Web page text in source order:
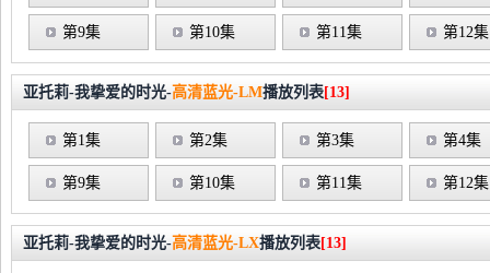
第9集 第10集 第11集 第12集
亚托莉-我挚爱的时光-高清蓝光-LM播放列表[13]
第1集 第2集 第3集 第4集
第9集 第10集 第11集 第12集
亚托莉-我挚爱的时光-高清蓝光-LX播放列表[13]